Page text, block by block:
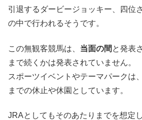
引退するダービージョッキー、四位
の中で行われるそうです。
この無観客競馬は、 当面の間 と発表
まで続くかは発表されていません。
スポーツイベントやテーマパークは
までの休止や休園としています。
JRAとしてもそのあたりまでを想定